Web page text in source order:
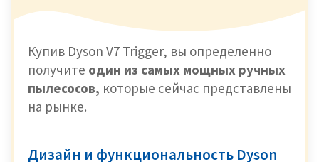
Купив Dyson V7 Trigger, вы определенно
получите один из самых мощных ручных
пылесосов, которые сейчас представлены
на рынке.
Дизайн и функциональность Dyson